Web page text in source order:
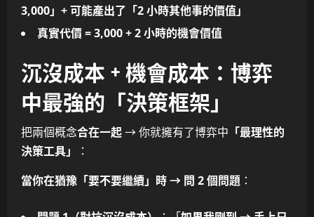
3,000」+ 可能產出了「2 小時其他事的價值」
真實代價 = 3,000 + 2 小時的機會價值
沉沒成本 + 機會成本：博弈
中最強的「決策框架」
把兩個概念合在一起→ 你就擁有了博弈中 「最理性的
決策工具」
：
當你在猶豫「要不要繼續」時 → 問 2 個問題 ：